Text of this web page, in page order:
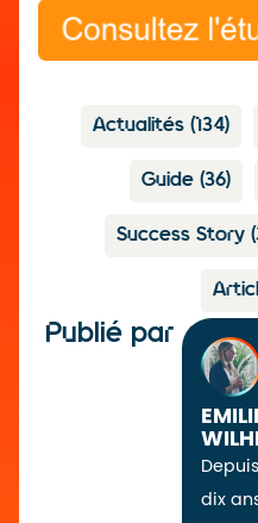
Actualités (134)
Guide (36)
Success Story
Publié par
dix